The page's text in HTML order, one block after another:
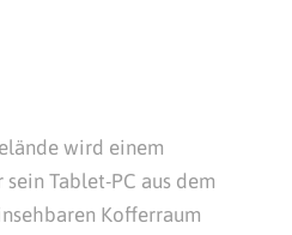
wird einem
Tablet-PC aus dem
Kofferraum